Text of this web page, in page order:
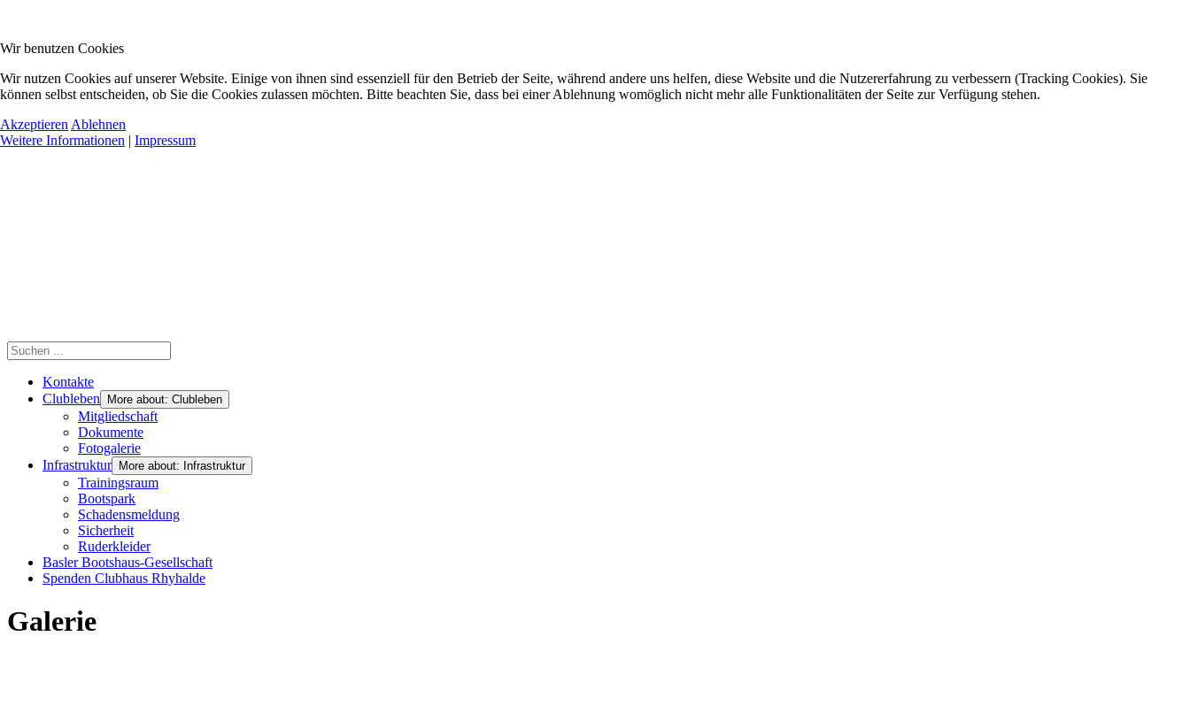
Kontakte
Clubleben
More about: Clubleben
Mitgliedschaft
Dokumente
Fotogalerie
Infrastruktur
More about: Infrastruktur
Trainingsraum
Bootspark
Schadensmeldung
Sicherheit
Ruderkleider
Basler Bootshaus-Gesellschaft
Spenden Clubhaus Rhyhalde
Galerie
Wir benutzen Cookies
Wir nutzen Cookies auf unserer Website. Einige von ihnen sind essenziell für den Betrieb der Seite, während andere uns helfen, diese Website und die Nutzererfahrung zu verbessern (Tracking Cookies). Sie
können selbst entscheiden, ob Sie die Cookies zulassen möchten. Bitte beachten Sie, dass bei einer Ablehnung womöglich nicht mehr alle Funktionalitäten der Seite zur Verfügung stehen.
Akzeptieren Ablehnen
Weitere Informationen | Impressum